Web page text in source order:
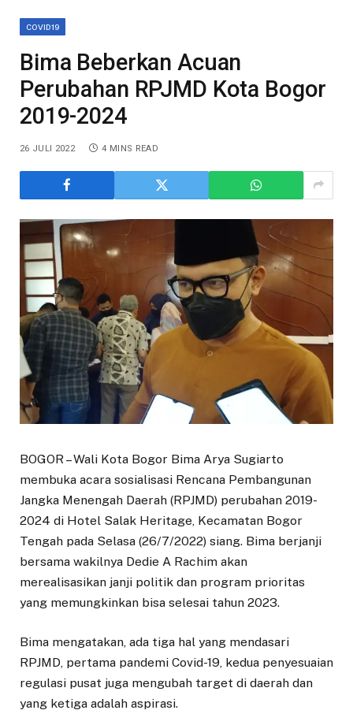
COVID19
Bima Beberkan Acuan
Perubahan RPJMD Kota Bogor
2019-2024
26 JULI 2022 4 MINS READ
BOGOR – Wali Kota Bogor Bima Arya Sugiarto
membuka acara sosialisasi Rencana Pembangunan
Jangka Menengah Daerah (RPJMD) perubahan 2019-
2024 di Hotel Salak Heritage, Kecamatan Bogor
Tengah pada Selasa (26/7/2022) siang. Bima berjanji
bersama wakilnya Dedie A Rachim akan
merealisasikan janji politik dan program prioritas
yang memungkinkan bisa selesai tahun 2023.
Bima mengatakan, ada tiga hal yang mendasari
RPJMD, pertama pandemi Covid-19, kedua penyesuaian
regulasi pusat juga mengubah target di daerah dan
yang ketiga adalah aspirasi.